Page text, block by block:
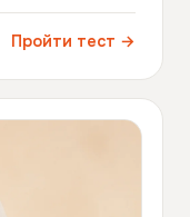
Пройти тест →